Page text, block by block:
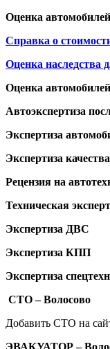
Оценка автомобилей
Справка о
Оценка наследства
Оценка
Автоэкспертиза
Экспертиза
Экспертиза
Рецензия на
Техническая
Экспертиза ДВС
Экспертиза КПП
Экспертиза
СТО – Волосово
Добавить СТО на
ЭВАКУАТОР –